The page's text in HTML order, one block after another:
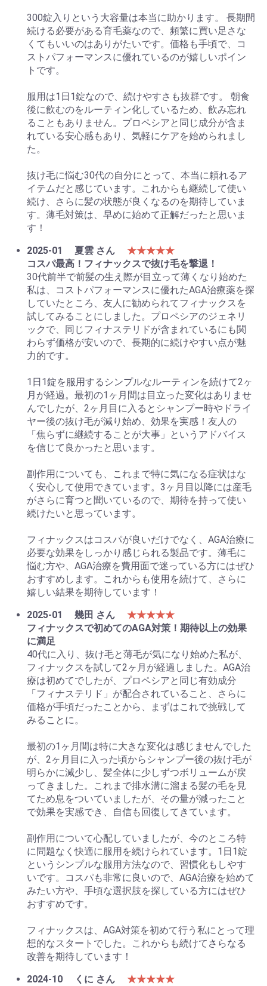
300錠入りという大容量は本当に助かります。 長期間
続ける必要がある育毛薬なので、頻繁に買い足さな
くてもいいのはありがたいです。価格も手頃で、コ
ストパフォーマンスに優れているのが嬉しいポイン
トです。
服用は1日1錠なので、続けやすさも抜群です。 朝食
後に飲むのをルーティン化しているため、飲み忘れ
ることもありません。プロペシアと同じ成分が含ま
れている安心感もあり、気軽にケアを始められまし
た。
抜け毛に悩む30代の自分にとって、本当に頼れるア
イテムだと感じています。これからも継続して使い
続け、さらに髪の状態が良くなるのを期待していま
す。薄毛対策は、早めに始めて正解だったと思いま
す！
2025-01
夏雲 さん
★★★★★
コスパ最高！フィナックスで抜け毛を撃退！
30代前半で前髪の生え際が目立って薄くなり始めた
私は、コストパフォーマンスに優れたAGA治療薬を探
していたところ、友人に勧められてフィナックスを
試してみることにしました。プロペシアのジェネリ
ックで、同じフィナステリドが含まれているにも関
わらず価格が安いので、長期的に続けやすい点が魅
力的です。
1日1錠を服用するシンプルなルーティンを続けて2ヶ
月が経過。最初の1ヶ月間は目立った変化はありませ
んでしたが、2ヶ月目に入るとシャンプー時やドライ
ヤー後の抜け毛が減り始め、効果を実感！友人の
「焦らずに継続することが大事」というアドバイス
を信じて良かったと思います。
副作用についても、これまで特に気になる症状はな
く安心して使用できています。3ヶ月目以降には産毛
がさらに育つと聞いているので、期待を持って使い
続けたいと思っています。
フィナックスはコスパが良いだけでなく、AGA治療に
必要な効果をしっかり感じられる製品です。薄毛に
悩む方や、AGA治療を費用面で迷っている方にはぜひ
おすすめします。これからも使用を続けて、さらに
嬉しい結果を期待しています！
2025-01
幾田 さん
★★★★★
フィナックスで初めてのAGA対策！期待以上の効果
に満足
40代に入り、抜け毛と薄毛が気になり始めた私が、
フィナックスを試して2ヶ月が経過しました。AGA治
療は初めてでしたが、プロペシアと同じ有効成分
「フィナステリド」が配合されていること、さらに
価格が手頃だったことから、まずはこれで挑戦して
みることに。
最初の1ヶ月間は特に大きな変化は感じませんでした
が、2ヶ月目に入った頃からシャンプー後の抜け毛が
明らかに減少し、髪全体に少しずつボリュームが戻
ってきました。これまで排水溝に溜まる髪の毛を見
てため息をついていましたが、その量が減ったこと
で効果を実感でき、自信も回復してきています。
副作用について心配していましたが、今のところ特
に問題なく快適に服用を続けられています。1日1錠
というシンプルな服用方法なので、習慣化もしやす
いです。コスパも非常に良いので、AGA治療を始めて
みたい方や、手頃な選択肢を探している方にはぜひ
おすすめです。
フィナックスは、AGA対策を初めて行う私にとって理
想的なスタートでした。これからも続けてさらなる
改善を期待しています！
2024-10
くに さん
★★★★★